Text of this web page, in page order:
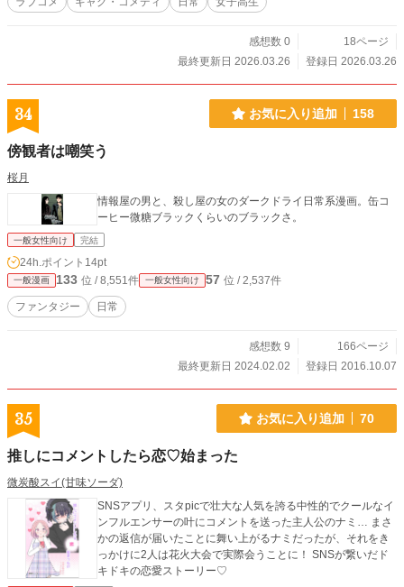
感想数 0
18ページ
最終更新日 2026.03.26
登録日 2026.03.26
34 お気に入り追加 158
傍観者は嘲笑う
桜月
情報屋の男と、殺し屋の女のダークドライ日常系漫画。缶コ
ーヒー微糖ブラックくらいのブラックさ。
一般女性向け 完結
24h.ポイント 14pt
一般漫画 133 位 / 8,551件 一般女性向け 57 位 / 2,537件
ファンタジー 日常
感想数 9
166ページ
最終更新日 2024.02.02
登録日 2016.10.07
35 お気に入り追加 70
推しにコメントしたら恋♡始まった
微炭酸スイ(甘味ソーダ)
SNSアプリ、スタpicで壮大な人気を誇る中性的でクールなイ
ンフルエンサーの叶にコメントを送った主人公のナミ… まさ
かの返信が届いたことに舞い上がるナミだったが、それをき
っかけに2人は花火大会で実際会うことに！ SNSが繋いだド
キドキの恋愛ストーリー♡